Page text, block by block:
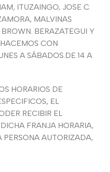
ITUZAINGO, JOSE C.
MALVINAS
BERAZATEGUI Y
CON
A SÁBADOS.DE 14 A
HORARIOS DE
EL
RECIBIR EL
FRANJA HORARIA,
PERSONA AUTORIZADA,